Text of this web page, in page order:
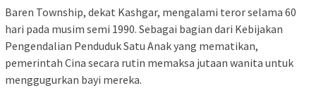
Baren Township, dekat Kashgar, mengalami teror selama 60
hari pada musim semi 1990. Sebagai bagian dari Kebijakan
Pengendalian Penduduk Satu Anak yang mematikan,
pemerintah Cina secara rutin memaksa jutaan wanita untuk
menggugurkan bayi mereka.